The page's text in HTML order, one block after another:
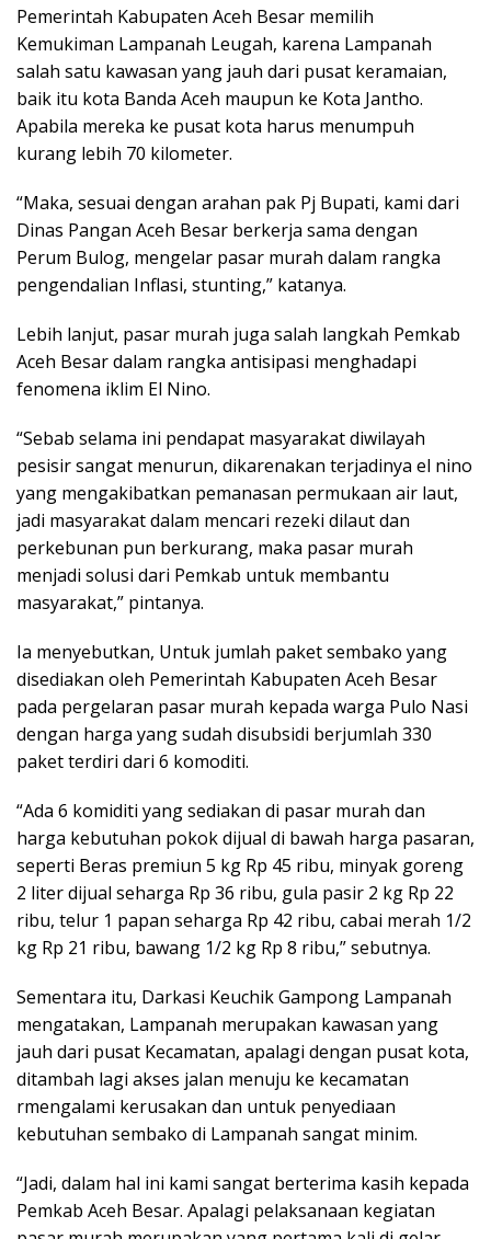
Pemerintah Kabupaten Aceh Besar memilih
Kemukiman Lampanah Leugah, karena Lampanah
salah satu kawasan yang jauh dari pusat keramaian,
baik itu kota Banda Aceh maupun ke Kota Jantho.
Apabila mereka ke pusat kota harus menumpuh
kurang lebih 70 kilometer.
“Maka, sesuai dengan arahan pak Pj Bupati, kami dari
Dinas Pangan Aceh Besar berkerja sama dengan
Perum Bulog, mengelar pasar murah dalam rangka
pengendalian Inflasi, stunting,” katanya.
Lebih lanjut, pasar murah juga salah langkah Pemkab
Aceh Besar dalam rangka antisipasi menghadapi
fenomena iklim El Nino.
“Sebab selama ini pendapat masyarakat diwilayah
pesisir sangat menurun, dikarenakan terjadinya el nino
yang mengakibatkan pemanasan permukaan air laut,
jadi masyarakat dalam mencari rezeki dilaut dan
perkebunan pun berkurang, maka pasar murah
menjadi solusi dari Pemkab untuk membantu
masyarakat,” pintanya.
Ia menyebutkan, Untuk jumlah paket sembako yang
disediakan oleh Pemerintah Kabupaten Aceh Besar
pada pergelaran pasar murah kepada warga Pulo Nasi
dengan harga yang sudah disubsidi berjumlah 330
paket terdiri dari 6 komoditi.
“Ada 6 komiditi yang sediakan di pasar murah dan
harga kebutuhan pokok dijual di bawah harga pasaran,
seperti Beras premiun 5 kg Rp 45 ribu, minyak goreng
2 liter dijual seharga Rp 36 ribu, gula pasir 2 kg Rp 22
ribu, telur 1 papan seharga Rp 42 ribu, cabai merah 1/2
kg Rp 21 ribu, bawang 1/2 kg Rp 8 ribu,” sebutnya.
Sementara itu, Darkasi Keuchik Gampong Lampanah
mengatakan, Lampanah merupakan kawasan yang
jauh dari pusat Kecamatan, apalagi dengan pusat kota,
ditambah lagi akses jalan menuju ke kecamatan
rmengalami kerusakan dan untuk penyediaan
kebutuhan sembako di Lampanah sangat minim.
“Jadi, dalam hal ini kami sangat berterima kasih kepada
Pemkab Aceh Besar. Apalagi pelaksanaan kegiatan